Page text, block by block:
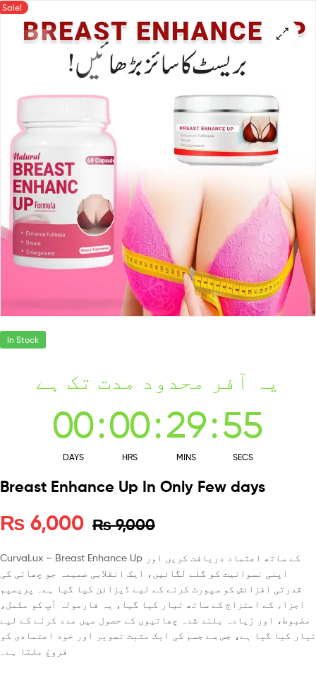
Sale!
In Stock
یہ آفر محدود مدت تک ہے
00
DAYS
:00
HRS
:29
MINS
:54
SECS
Breast Enhance Up In Only Few days
₨9,000
₨ 6,000
CurvaLux – Breast Enhance Up کے ساتھ اعتماد دریافت کریں اور
اپنی نسوانیت کو گلے لگائیں، ایک انقلابی ضمیمہ جو چھاتی کی
قدرتی افزائش کو سپورٹ کرنے کے لیے ڈیزائن کیا گیا ہے۔ پریمیم
اجزاء کے امتزاج کے ساتھ تیار کیا گیا، یہ فارمولہ آپ کو مکمل،
مضبوط، اور زیادہ بلند شدہ چھاتیوں کے حصول میں مدد کرنے کے لیے
تیار کیا گیا ہے، جس سے جسم کی ایک مثبت تصویر اور خود اعتمادی کو
فروغ ملتا ہے۔